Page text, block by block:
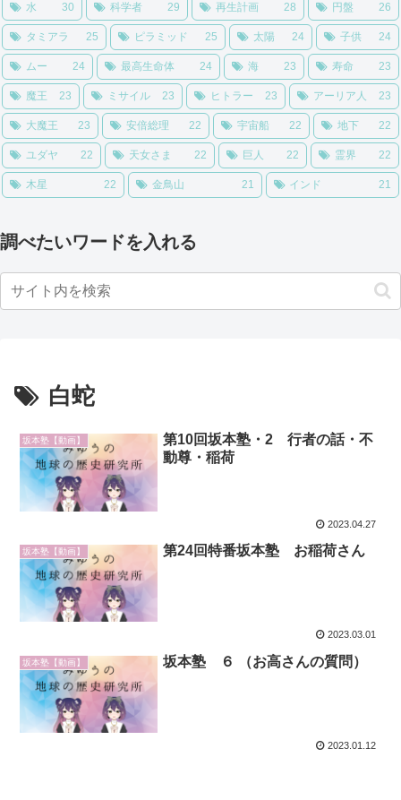
水 30 科学者 29 再生計画 28 円盤 26
タミアラ 25 ピラミッド 25 太陽 24 子供 24
ムー 24 最高生命体 24 海 23 寿命 23
魔王 23 ミサイル 23 ヒトラー 23 アーリア人 23
大魔王 23 安倍総理 22 宇宙船 22 地下 22
ユダヤ 22 天女さま 22 巨人 22 霊界 22
木星 22 金鳥山 21 インド 21
調べたいワードを入れる
白蛇
坂本塾【動画】
第10回坂本塾・2 行者の話・不
動尊・稲荷
2023.04.27
坂本塾【動画】 第24回特番坂本塾 お稲荷さん
2023.03.01
坂本塾【動画】 坂本塾 ６ （お高さんの質問）
2023.01.12